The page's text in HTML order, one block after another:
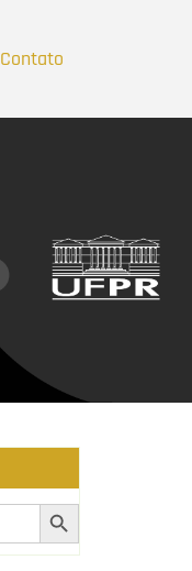
Contato
Search Button